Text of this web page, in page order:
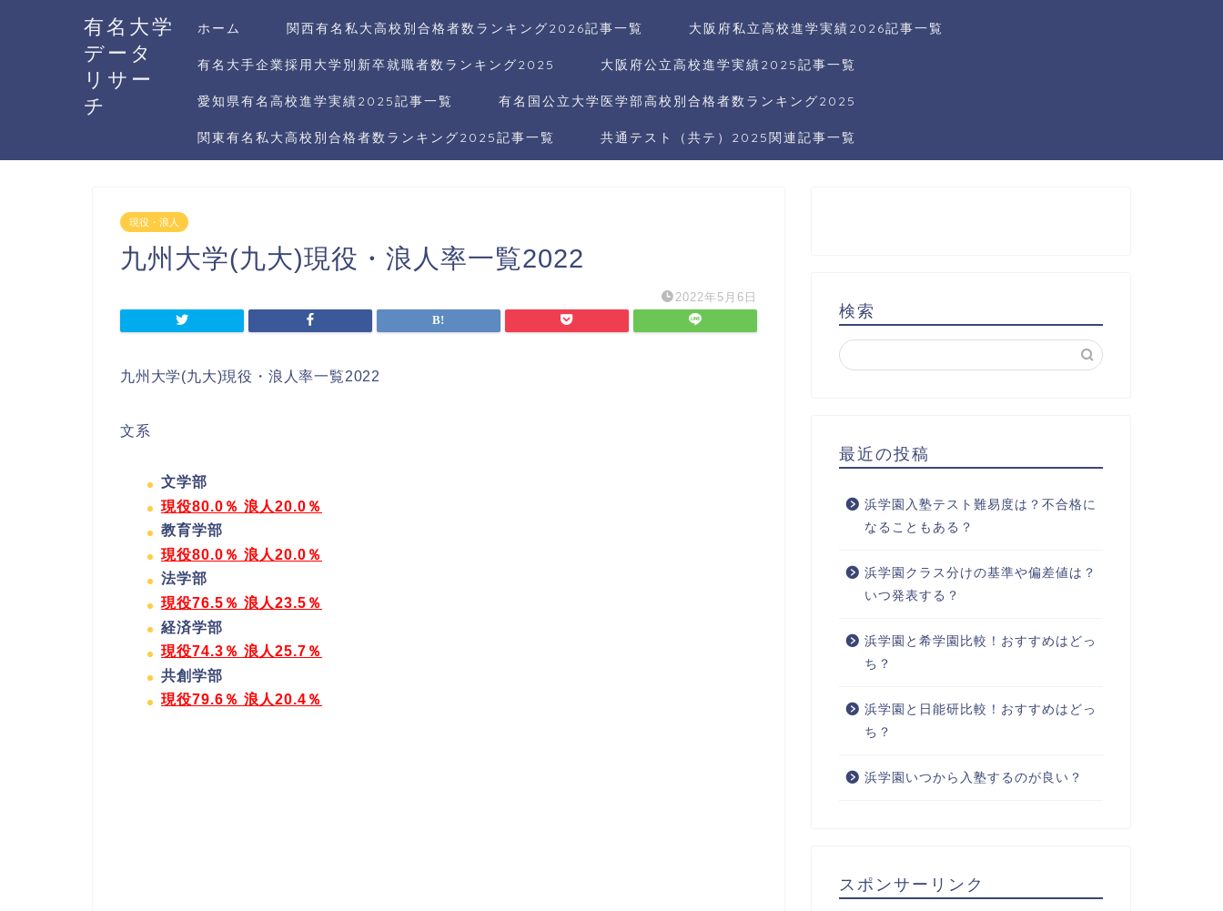
有名大学
データ
リサー
チ
ホーム 関西有名私大高校別合格者数ランキング2026記事一覧 大阪府私立高校進学実績2026記事一覧
有名大手企業採用大学別新卒就職者数ランキング2025 大阪府公立高校進学実績2025記事一覧
愛知県有名高校進学実績2025記事一覧 有名国公立大学医学部高校別合格者数ランキング2025
関東有名私大高校別合格者数ランキング2025記事一覧 共通テスト（共テ）2025関連記事一覧
現役・浪人
九州大学(九大)現役・浪人率一覧2022
2022年5月6日
九州大学(九大)現役・浪人率一覧2022
文系
文学部
現役80.0％ 浪人20.0％
教育学部
現役80.0％ 浪人20.0％
法学部
現役76.5％ 浪人23.5％
経済学部
現役74.3％ 浪人25.7％
共創学部
現役79.6％ 浪人20.4 ％
検索
最近の投稿
浜学園入塾テスト難易度は？不合格に
なることもある？
浜学園クラス分けの基準や偏差値は？
いつ発表する？
浜学園と希学園比較！おすすめはどっ
ち？
浜学園と日能研比較！おすすめはどっ
ち？
浜学園いつから入塾するのが良い？
スポンサーリンク